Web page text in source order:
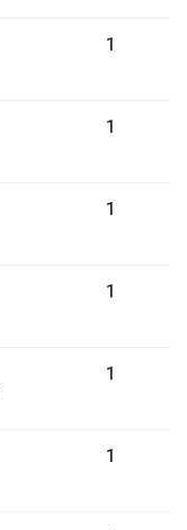
1
1
1
1
1
1